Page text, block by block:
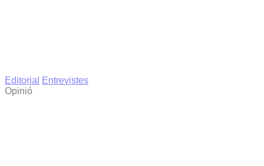
Editorial
Entrevistes
Opinió